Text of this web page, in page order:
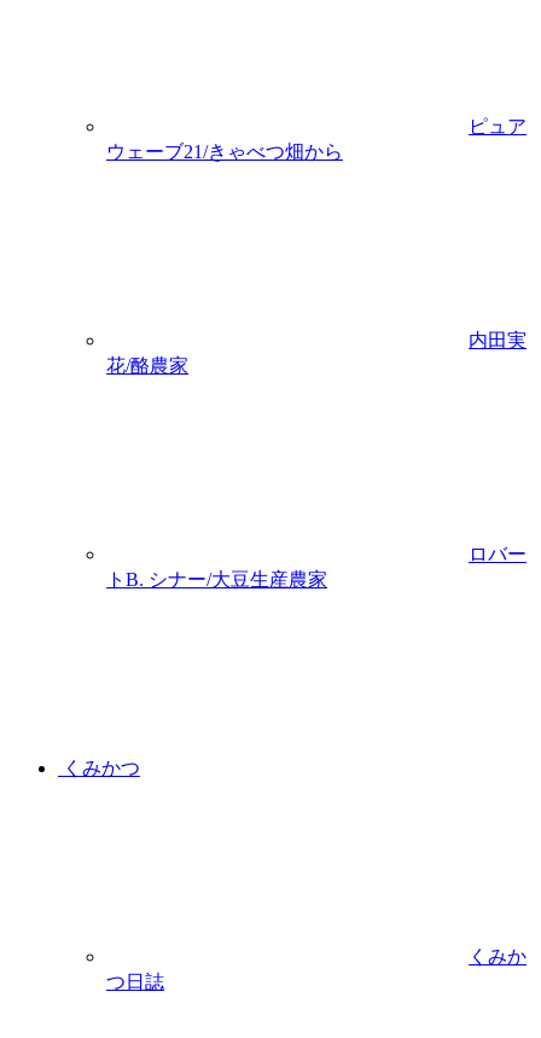
ピュア
ウェーブ21/きゃべつ畑から
内田実
花/酪農家
ロバー
トB. シナー/大豆生産農家
くみかつ
くみか
つ日誌